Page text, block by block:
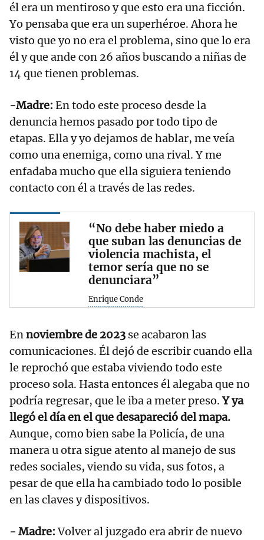
él era un mentiroso y que esto era una ficción.
Yo pensaba que era un superhéroe. Ahora he
visto que yo no era el problema, sino que lo era
él y que ande con 26 años buscando a niñas de
14 que tienen problemas.
-Madre: En todo este proceso desde la
denuncia hemos pasado por todo tipo de
etapas. Ella y yo dejamos de hablar, me veía
como una enemiga, como una rival. Y me
enfadaba mucho que ella siguiera teniendo
contacto con él a través de las redes.
“No debe haber miedo a
que suban las denuncias de
violencia machista, el
temor sería que no se
denunciara”
Enrique Conde
Ennoviembre de 2023 se acabaron las
comunicaciones. Él dejó de escribir cuando ella
le reprochó que estaba viviendo todo este
proceso sola. Hasta entonces él alegaba que no
podría regresar, que le iba a meter preso.Y ya
llegó el día en el que desapareció del mapa.
Aunque, como bien sabe la Policía, de una
manera u otra sigue atento al manejo de sus
redes sociales, viendo su vida, sus fotos, a
pesar de que ella ha cambiado todo lo posible
en las claves y dispositivos.
- Madre:Volver al juzgado era abrir de nuevo